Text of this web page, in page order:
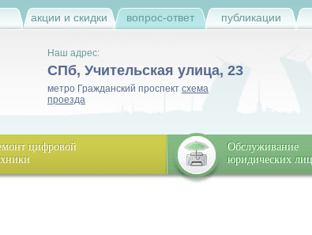
акции и скидки вопрос-ответ публикации
Наш адрес:
СПб, Учительская улица, 23
метро Гражданский проспект схема
проезда
цифровой
Обслуживание
юридических лиц